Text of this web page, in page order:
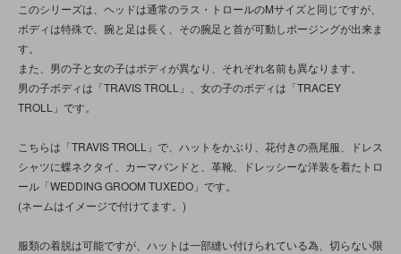
このシリーズは、ヘッドは通常のラス・トロールのMサイズと同じですが、
ボディは特殊で、腕と足は長く、その腕足と首が可動しポージングが出来ま
す。
また、男の子と女の子はボディが異なり、それぞれ名前も異なります。
男の子ボディは「TRAVIS TROLL」、女の子のボディは「TRACEY
TROLL」です。
こちらは「TRAVIS TROLL」で、ハットをかぶり、花付きの燕尾服、ドレス
シャツに蝶ネクタイ、カーマバンドと、革靴、ドレッシーな洋装を着たトロ
ール「WEDDING GROOM TUXEDO」です。
(ネームはイメージで付けてます。)
服類の着脱は可能ですが、ハットは一部縫い付けられている為、切らない限